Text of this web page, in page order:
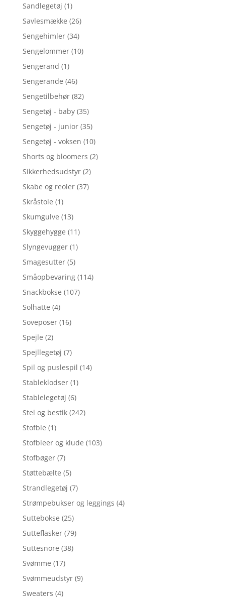
Sandlegetøj (1)
Savlesmække (26)
Sengehimler (34)
Sengelommer (10)
Sengerand (1)
Sengerande (46)
Sengetilbehør (82)
Sengetøj - baby (35)
Sengetøj - junior (35)
Sengetøj - voksen (10)
Shorts og bloomers (2)
Sikkerhedsudstyr (2)
Skabe og reoler (37)
Skråstole (1)
Skumgulve (13)
Skyggehygge (11)
Slyngevugger (1)
Smagesutter (5)
Småopbevaring (114)
Snackbokse (107)
Solhatte (4)
Soveposer (16)
Spejle (2)
Spejllegetøj (7)
Spil og puslespil (14)
Stableklodser (1)
Stablelegetøj (6)
Stel og bestik (242)
Stofble (1)
Stofbleer og klude (103)
Stofbøger (7)
Støttebælte (5)
Strandlegetøj (7)
Strømpebukser og leggings (4)
Suttebokse (25)
Sutteflasker (79)
Suttesnore (38)
Svømme (17)
Svømmeudstyr (9)
Sweaters (4)